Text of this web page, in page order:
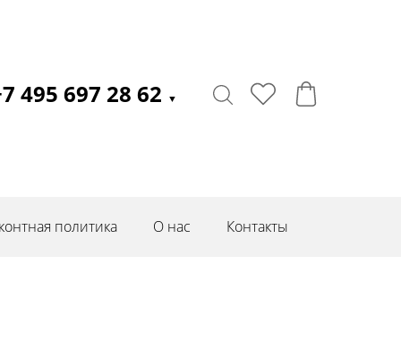
495 697 28 62 ▼
политика О нас Контакты